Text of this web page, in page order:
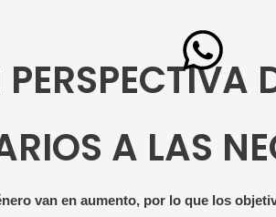
A LAS
van en aumento, por lo que los
W
h
a
t